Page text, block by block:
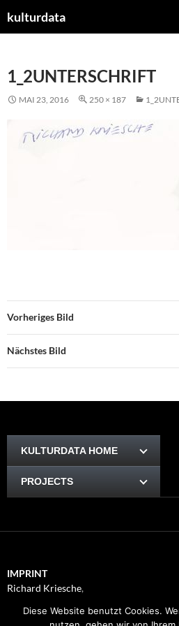
kulturdata
1_2UNTERSCHRIFT
MAI 23, 2016 250 × 187
Vorheriges Bild
Nächstes Bild
KULTURDATA HOME
PROJECTS
IMPRINT
Richard Kriesche,
GrazDiese Website benutzt Cookies.